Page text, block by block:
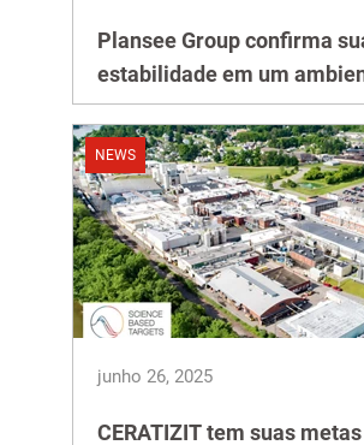
Plansee Group confirma
estabilidade em um
negócios desafiador
junho 26, 2025
CERATIZIT tem suas metas
NEWS